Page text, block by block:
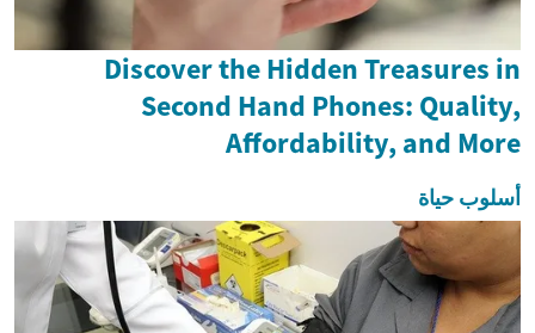
Discover the Hidden Treasures in
Second Hand Phones: Quality,
Affordability, and More
أسلوب حياة